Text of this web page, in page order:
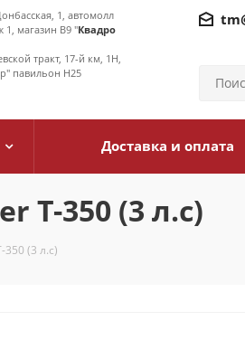
1, автомолл
1, магазин В9 "Квадро
тракт, 17-й км, 1Н,
павильон Н25
Доставка и оплата
T-350 (3 л.с)
(3 л.с)